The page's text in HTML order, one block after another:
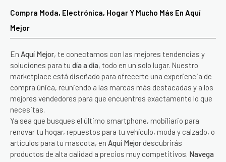
Compra Moda, Electrónica, Hogar Y Mucho Más En Aquí
Mejor
En Aquí Mejor, te conectamos con las mejores tendencias y
soluciones para tu día a día, todo en un solo lugar. Nuestro
marketplace está diseñado para ofrecerte una experiencia de
compra única, reuniendo a las marcas más destacadas y a los
mejores vendedores para que encuentres exactamente lo que
necesitas.
Ya sea que busques el último smartphone, mobiliario para
renovar tu hogar, repuestos para tu vehículo, moda y calzado, o
artículos para tu mascota, en Aquí Mejor descubrirás
productos de alta calidad a precios muy competitivos. Navega